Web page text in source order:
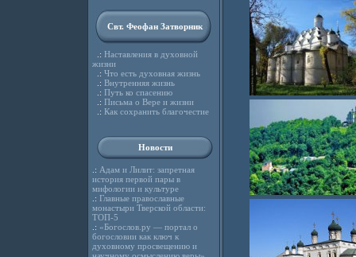
Свт. Феофан Затворник
.: Наставления в духовной
жизни
.: Что есть духовная жизнь
.: Внутренняя жизнь
.: Путь ко спасению
.: Письма о Вере и жизни
.: Как сохранить благочестие
Новости
.: Адам и Лилит: запретная
история первой пары в
мифологии и культуре
.: Главные православные
монастыри Тверской области:
ТОП-5
.: «Богослов.ру — портал о
богословии как ключ к
духовному просвещению и